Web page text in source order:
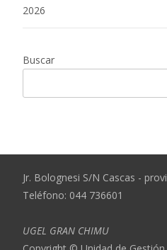
2026
Buscar
Jr. Bolognesi S/N Cascas -
Teléfono: 044 736601
UGEL GRAN CHIMU